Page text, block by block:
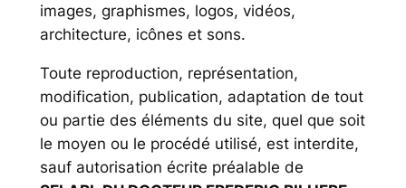
images, graphismes, logos, vidéos,
architecture, icônes et sons.
Toute reproduction, représentation,
modification, publication, adaptation de tout
ou partie des éléments du site, quel que soit
le moyen ou le procédé utilisé, est interdite,
sauf autorisation écrite préalable de